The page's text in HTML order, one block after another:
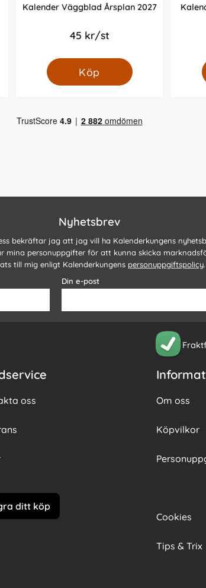
Kalender Väggblad Årsplan 2027
45 kr/st
Köp
Nyhetsbrev
bekräftar jag att jag vill ha Kalenderkungens
mina personuppgifter för att kunna skicka
till mig enligt Kalenderkungens personuppgiftspolicy.
Din e-post
oss
ditt köp
Om oss
Köpvilkor
Cookies
Tips & Trix